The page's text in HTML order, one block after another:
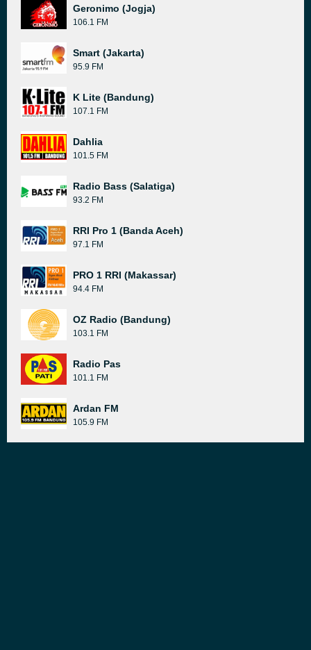
Geronimo (Jogja)
106.1 FM
Smart (Jakarta)
95.9 FM
K Lite (Bandung)
107.1 FM
Dahlia
101.5 FM
Radio Bass (Salatiga)
93.2 FM
RRI Pro 1 (Banda Aceh)
97.1 FM
PRO 1 RRI (Makassar)
94.4 FM
OZ Radio (Bandung)
103.1 FM
Radio Pas
101.1 FM
Ardan FM
105.9 FM